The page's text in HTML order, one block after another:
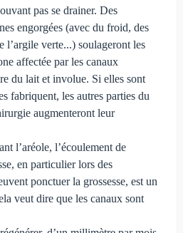
pas se drainer. Des
engorgées (avec du froid, des
l’argile verte...) soulageront les
affectée par les canaux
du lait et involue. Si elles sont
fabriquent, les autres parties du
augmenteront leur
l’aréole, l’écoulement de
en particulier lors des
ponctuer la grossesse, est un
veut dire que les canaux sont